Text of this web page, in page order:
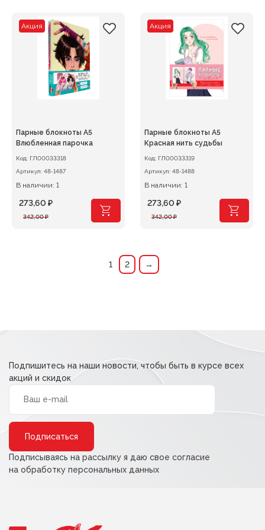
348,00 ₽.
342,00 ₽.
Акция
Парные блокноты А5
Влюбленная парочка
Код: ГЛ00033318
Артикул: 48-1487
В наличии: 1
342,00₽
Первоначальная
273,60 ₽
Текущая
Акция
Парные блокноты А5
Красная нить судьбы
Код: ГЛ00033319
Артикул: 48-1488
В наличии: 1
342,00₽
Первоначальная
273,60 ₽
Текущая
1 2 →
Подпишитесь на наши новости, чтобы быть в курсе всех
акций и скидок
Подписываясь на рассылку я даю свое согласие
на обработку персональных данных